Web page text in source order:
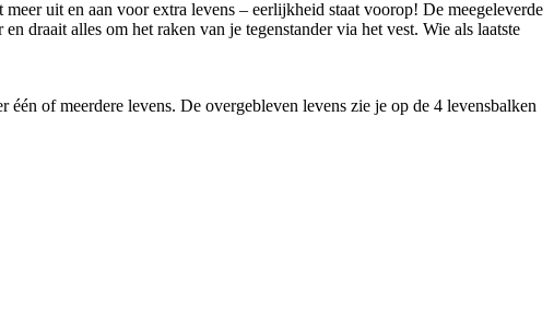
uit en aan voor extra levens – eerlijkheid staat voorop! De meegeleverde
draait alles om het raken van je tegenstander via het vest. Wie als laatste
of meerdere levens. De overgebleven levens zie je op de 4 levensbalken